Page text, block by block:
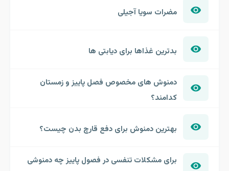
مضرات سویا آجیلی
بدترین غذاها برای دیابتی ها
دمنوش های مخصوص فصل پاییز و زمستان
کدامند؟
بهترین دمنوش برای دفع قارچ بدن چیست؟
برای مشکلات تنفسی در فصول پاییز چه دمنوشی